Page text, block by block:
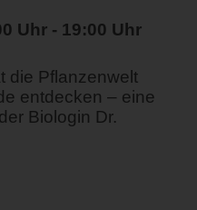
Uhr - 19:00 Uhr
die Pflanzenwelt
entdecken – eine
Biologin Dr.